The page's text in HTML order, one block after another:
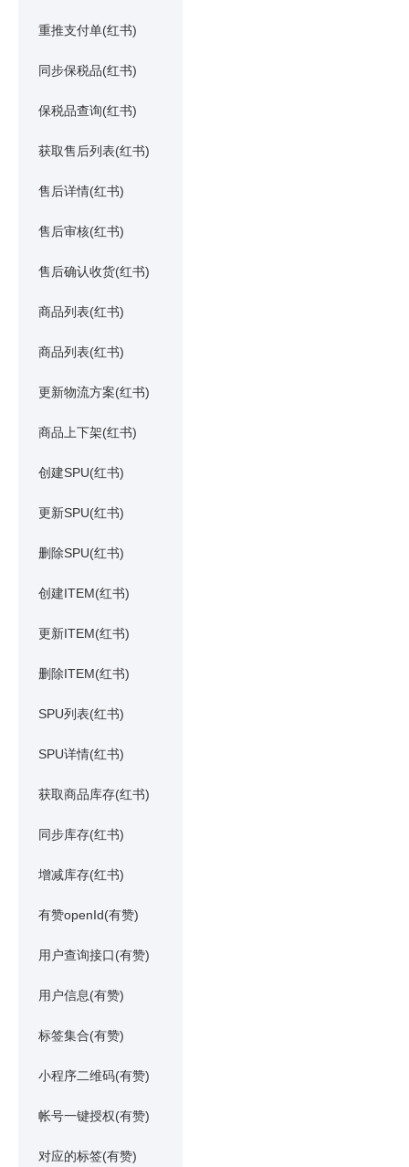
重推支付单(红书)
同步保税品(红书)
保税品查询(红书)
获取售后列表(红书)
售后详情(红书)
售后审核(红书)
售后确认收货(红书)
商品列表(红书)
商品列表(红书)
更新物流方案(红书)
商品上下架(红书)
创建SPU(红书)
更新SPU(红书)
删除SPU(红书)
创建ITEM(红书)
更新ITEM(红书)
删除ITEM(红书)
SPU列表(红书)
SPU详情(红书)
获取商品库存(红书)
同步库存(红书)
增减库存(红书)
有赞openId(有赞)
用户查询接口(有赞)
用户信息(有赞)
标签集合(有赞)
小程序二维码(有赞)
帐号一键授权(有赞)
对应的标签(有赞)